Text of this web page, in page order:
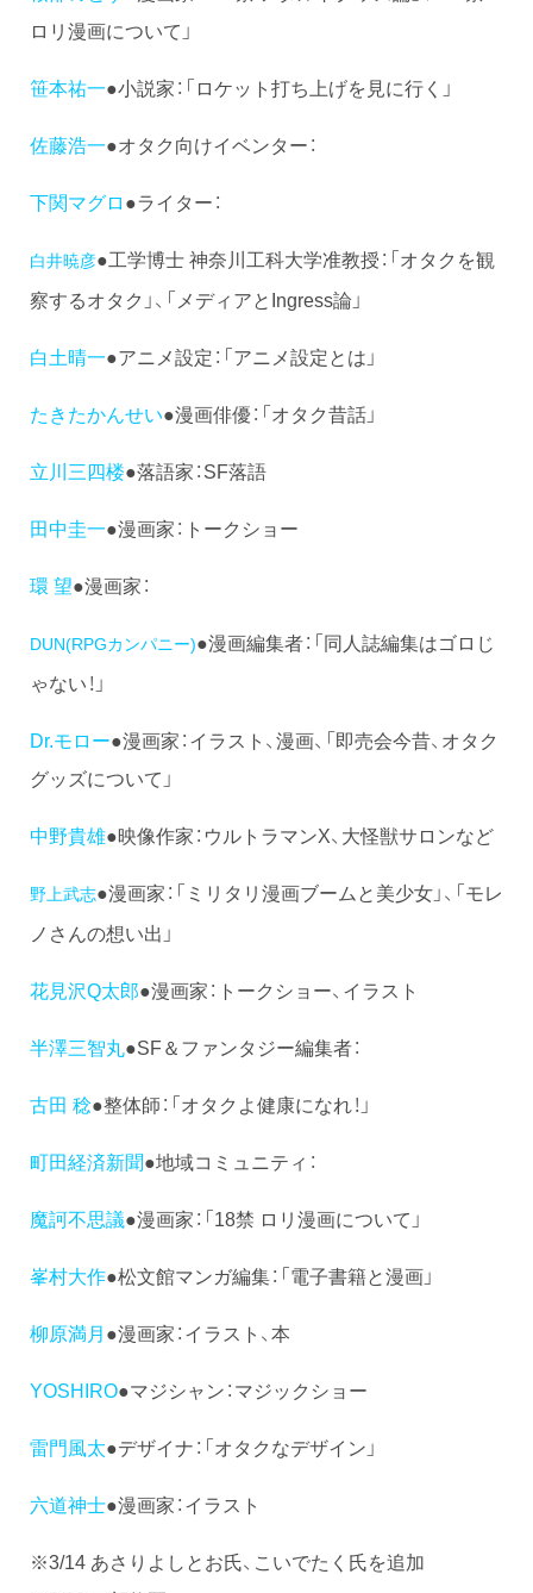
ロリ漫画について」
笹本祐一●小説家：「ロケット打ち上げを見に行く」
佐藤浩一●オタク向けイベンター：
下関マグロ●ライター：
白井暁彦●工学博士 神奈川工科大学准教授：「オタクを観
察するオタク」、「メディアとIngress論」
白土晴一●アニメ設定：「アニメ設定とは」
たきたかんせい●漫画俳優：「オタク昔話」
立川三四楼●落語家：SF落語
田中圭一●漫画家：トークショー
環 望●漫画家：
DUN(RPGカンパニー)●漫画編集者：「同人誌編集はゴロじ
ゃない！」
Dr.モロー●漫画家：イラスト、漫画、「即売会今昔、オタク
グッズについて」
中野貴雄●映像作家：ウルトラマンX、大怪獣サロンなど
野上武志●漫画家：「ミリタリ漫画ブームと美少女」、「モレ
ノさんの想い出」
花見沢Q太郎●漫画家：トークショー、イラスト
半澤三智丸●SF＆ファンタジー編集者：
古田 稔●整体師：「オタクよ健康になれ！」
町田経済新聞●地域コミュニティ：
魔訶不思議●漫画家：「18禁 ロリ漫画について」
峯村大作●松文館マンガ編集：「電子書籍と漫画」
柳原満月●漫画家：イラスト、本
YOSHIRO●マジシャン：マジックショー
雷門風太●デザイナ：「オタクなデザイン」
六道神士●漫画家：イラスト
※3/14 あさりよしとお氏、こいでたく氏を追加